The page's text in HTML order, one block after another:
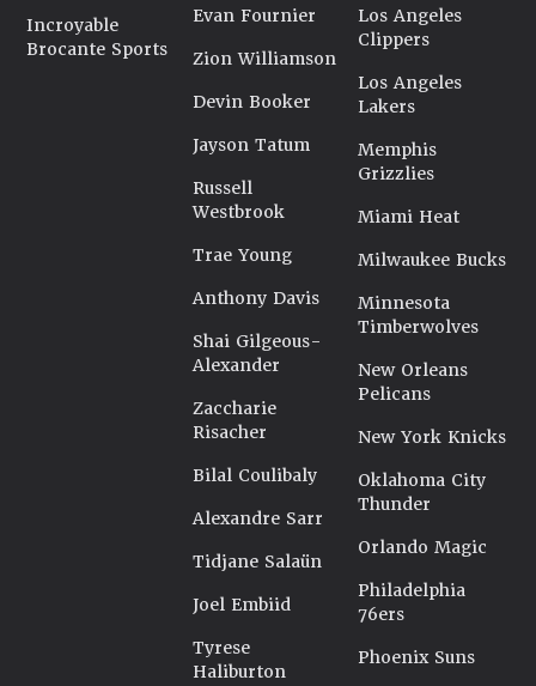
Incroyable
Brocante Sports
Evan Fournier
Zion Williamson
Devin Booker
Jayson Tatum
Russell
Westbrook
Trae Young
Anthony Davis
Shai Gilgeous-
Alexander
Zaccharie
Risacher
Bilal Coulibaly
Alexandre Sarr
Tidjane Salaün
Joel Embiid
Tyrese
Haliburton
Los Angeles
Clippers
Los Angeles
Lakers
Memphis
Grizzlies
Miami Heat
Milwaukee Bucks
Minnesota
Timberwolves
New Orleans
Pelicans
New York Knicks
Oklahoma City
Thunder
Orlando Magic
Philadelphia
76ers
Phoenix Suns